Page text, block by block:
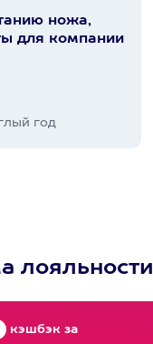
ножа,
для компании
год
лояльности
кэшбэк за